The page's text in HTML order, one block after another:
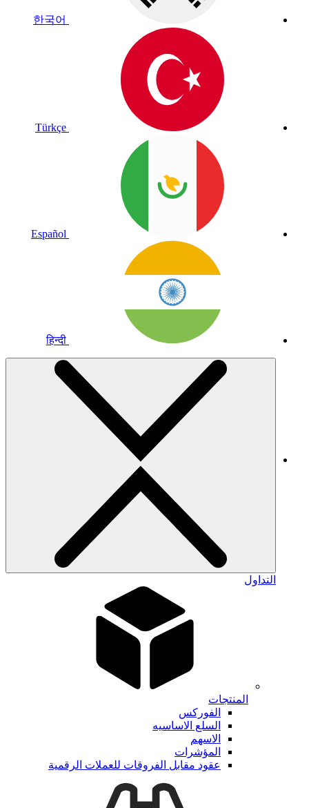
한국어
Türkçe
Español
हिन्दी
التداول
المنتجات
الفوركس
السلع الاساسيه
الاسهم
المؤشرات
عقود مقابل الفروقات للعملات الرقمية